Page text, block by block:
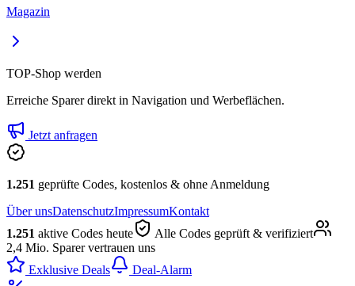
Magazin
TOP-Shop werden
Erreiche Sparer direkt in Navigation und Werbeflächen.
Jetzt anfragen
1.251 geprüfte Codes, kostenlos & ohne Anmeldung
Über unsDatenschutzImpressumKontakt
1.251 aktive Codes heute
Alle Codes geprüft & verifiziert
2,4 Mio. Sparer vertrauen uns
Exklusive Deals
Deal-Alarm